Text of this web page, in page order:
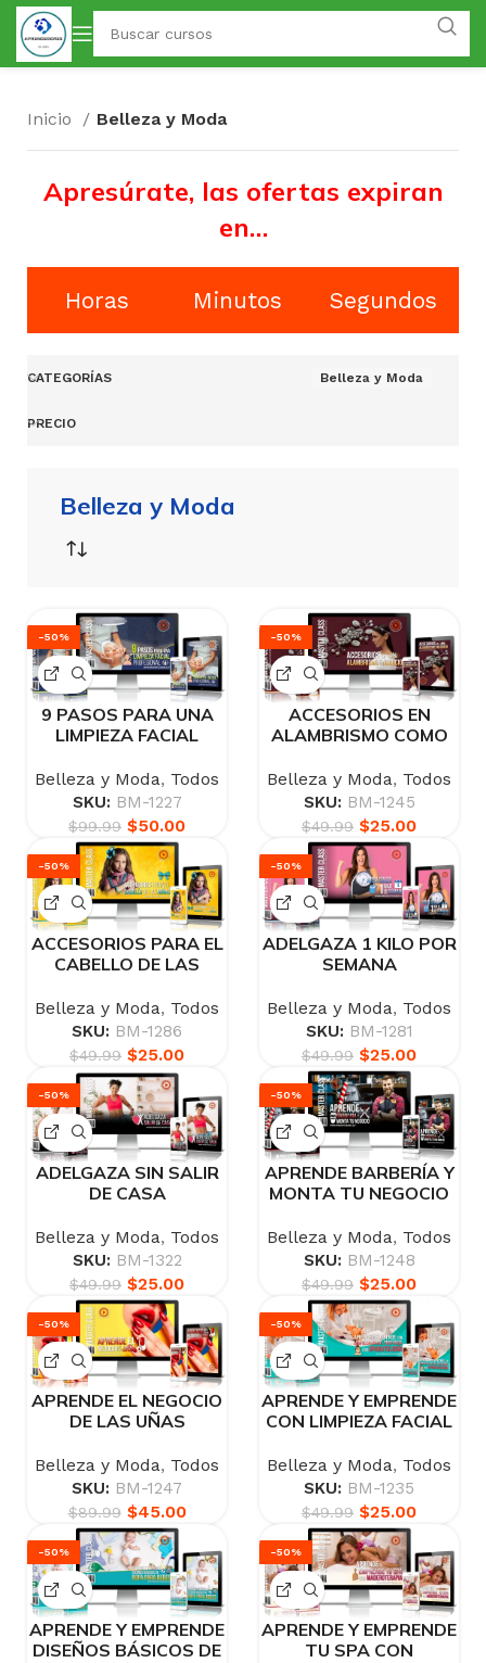
Inicio Belleza y Moda
Apresúrate, las ofertas expiran
en…
Horas Minutos Segundos
CATEGORÍAS Belleza y Moda
PRECIO
Belleza y Moda
-50%
9 PASOS PARA UNA
LIMPIEZA FACIAL
Belleza y Moda, Todos
SKU: BM-1227
$99.99 $50.00
-50%
ACCESORIOS EN
ALAMBRISMO COMO
Belleza y Moda, Todos
SKU: BM-1245
$49.99 $25.00
-50%
ACCESORIOS PARA EL
CABELLO DE LAS
Belleza y Moda, Todos
SKU: BM-1286
$49.99 $25.00
-50%
ADELGAZA 1 KILO POR
SEMANA
Belleza y Moda, Todos
SKU: BM-1281
$49.99 $25.00
-50%
ADELGAZA SIN SALIR
DE CASA
Belleza y Moda, Todos
SKU: BM-1322
$49.99 $25.00
-50%
APRENDE BARBERÍA Y
MONTA TU NEGOCIO
Belleza y Moda, Todos
SKU: BM-1248
$49.99 $25.00
-50%
APRENDE EL NEGOCIO
DE LAS UÑAS
Belleza y Moda, Todos
SKU: BM-1247
$89.99 $45.00
-50%
APRENDE Y EMPRENDE
CON LIMPIEZA FACIAL
APARATOLOGÍA
Belleza y Moda, Todos
SKU: BM-1235
$49.99 $25.00
-50%
APRENDE Y EMPRENDE
DISEÑOS BÁSICOS DE
-50%
APRENDE Y EMPRENDE
TU SPA CON